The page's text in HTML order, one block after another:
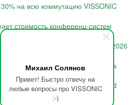
Михаил Солянов
Привет! Быстро отвечу на
любые вопросы про VISSONIC
:-)
на всю коммутацию VISSONIC
стоимость конференц-систем
июля 2026
VISSONIC на Prolight + Sound 2026
VISSONIC 2026 года
International Smart Display and
2026 в Шэньчжэне